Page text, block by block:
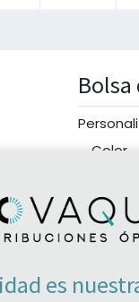
Color
Negro
es